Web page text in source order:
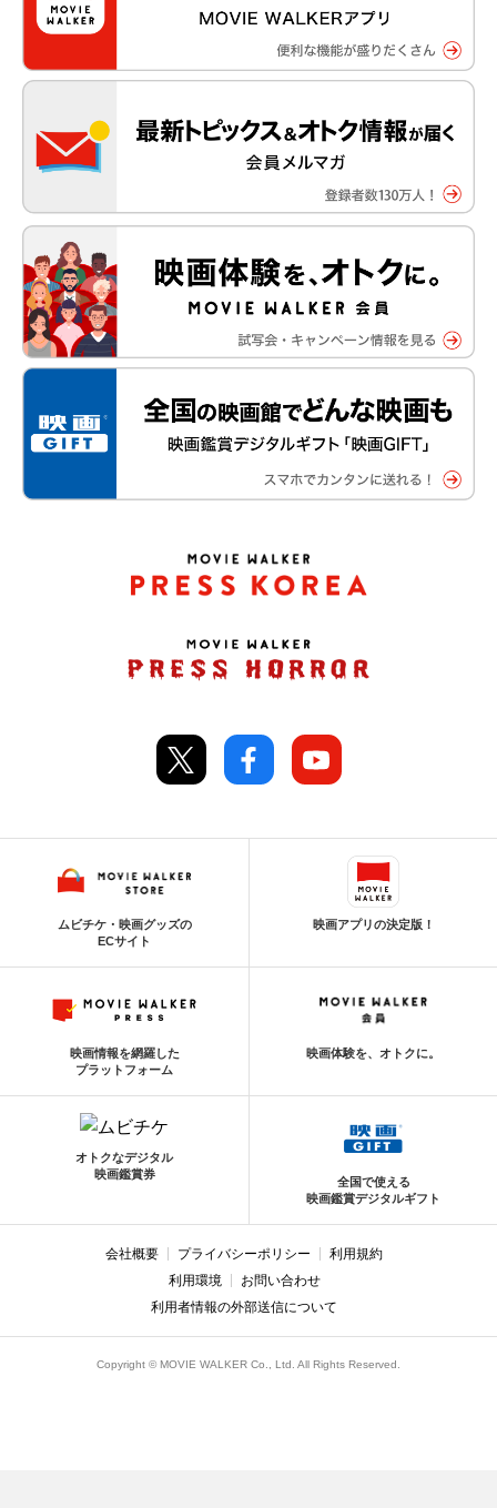
ムビチケ・映画グッズの
ECサイト
映画アプリの決定版！
映画情報を網羅した
プラットフォーム
映画体験を、オトクに。
オトクなデジタル
映画鑑賞券
全国で使える
映画鑑賞デジタルギフト
会社概要 プライバシーポリシー
利用規約
利用環境
お問い合わせ
利用者情報の外部送信について
Copyright © MOVIE WALKER Co., Ltd. All Rights Reserved.